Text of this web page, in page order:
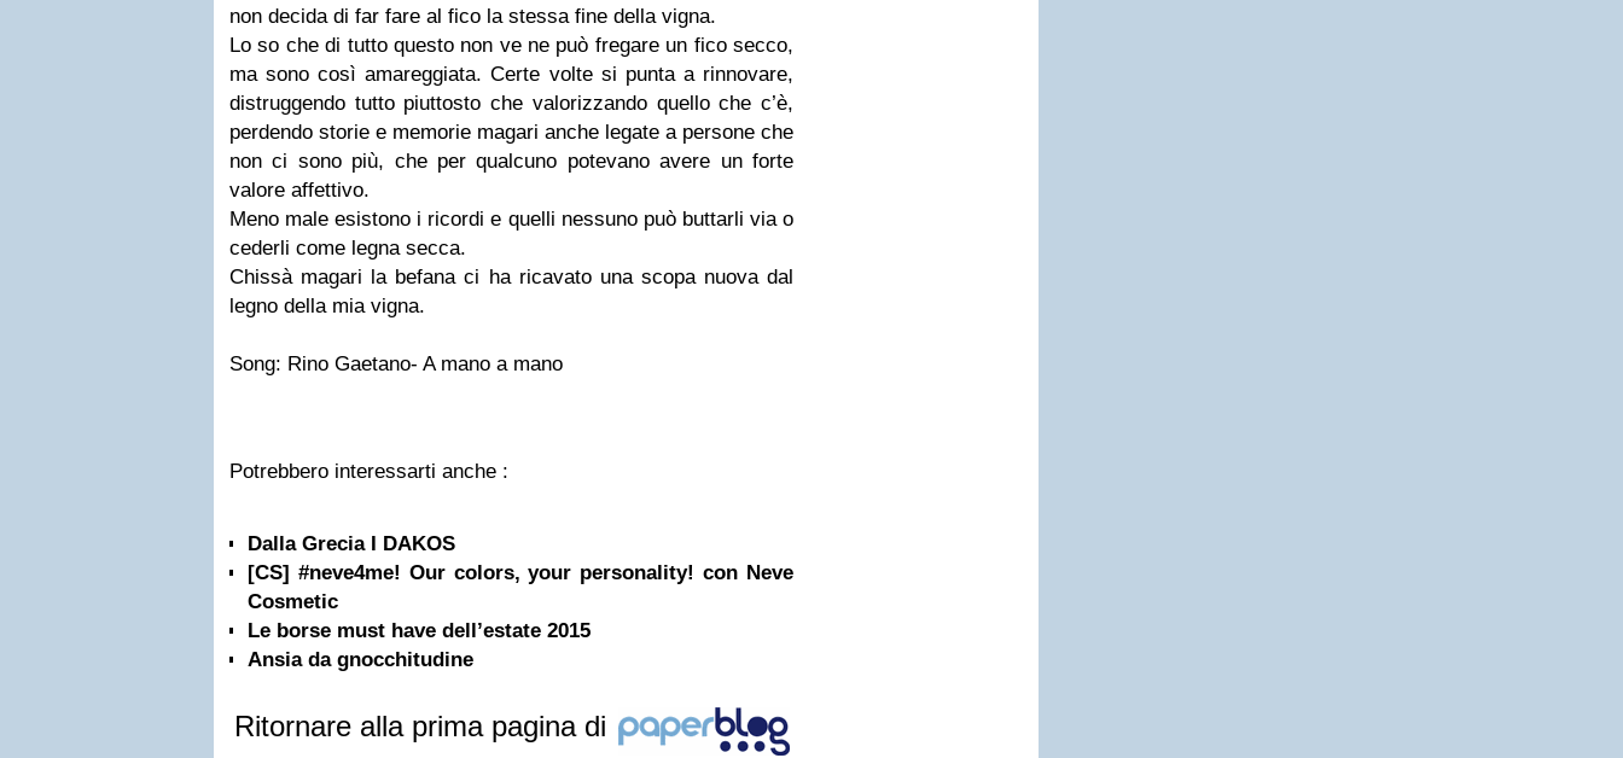
non decida di far fare al fico la stessa fine della vigna.
Lo so che di tutto questo non ve ne può fregare un fico secco,
ma sono così amareggiata. Certe volte si punta a rinnovare,
distruggendo tutto piuttosto che valorizzando quello che c’è,
perdendo storie e memorie magari anche legate a persone che
non ci sono più, che per qualcuno potevano avere un forte
valore affettivo.
Meno male esistono i ricordi e quelli nessuno può buttarli via o
cederli come legna secca.
Chissà magari la befana ci ha ricavato una scopa nuova dal
legno della mia vigna.
Song: Rino Gaetano- A mano a mano
Potrebbero interessarti anche :
Dalla Grecia I DAKOS
[CS] #neve4me! Our colors, your personality! con Neve
Cosmetic
Le borse must have dell’estate 2015
Ansia da gnocchitudine
Ritornare alla prima pagina di